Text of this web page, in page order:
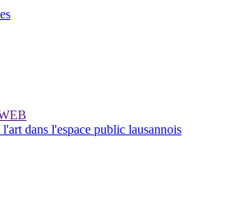
dans l'espace public lausannois